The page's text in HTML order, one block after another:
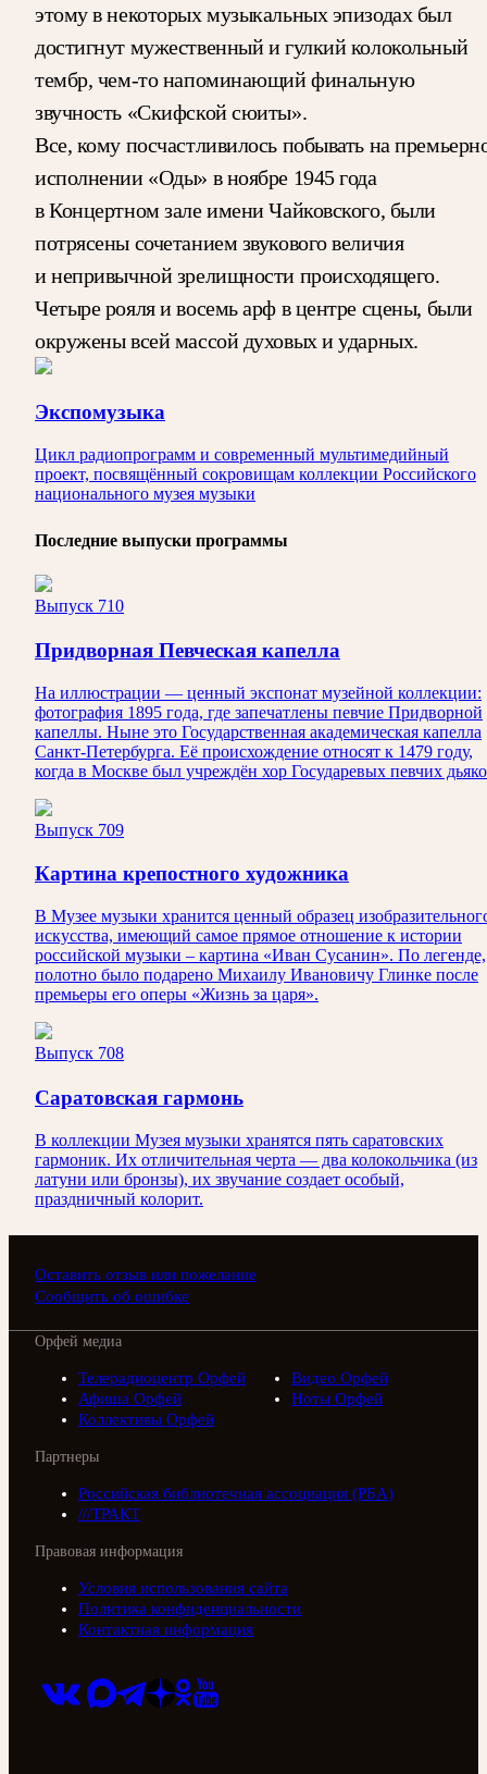
этому в некоторых музыкальных эпизодах был
достигнут мужественный и гулкий колокольный
тембр, чем-то напоминающий финальную
звучность «Скифской сюиты».
Все, кому посчастливилось побывать на
исполнении «Оды» в ноябре 1945 года
в Концертном зале имени Чайковского, были
потрясены сочетанием звукового величия
и непривычной зрелищности происходящего.
Четыре рояля и восемь арф в центре сцены, были
окружены всей массой духовых и ударных.
Экспомузыка
Цикл радиопрограмм и современный мультимедийный
проект, посвящённый сокровищам коллекции Российского
национального музея музыки
Последние выпуски программы
Выпуск 710
Придворная Певческая капелла
На иллюстрации — ценный экспонат музейной коллекции:
фотография 1895 года, где запечатлены певчие Придворной
капеллы. Ныне это Государственная академическая капелла
Санкт‑Петербурга. Её происхождение относят к 1479 году,
когда в Москве был учреждён хор Государевых певчих
Выпуск 709
Картина крепостного художника
В Музее музыки хранится ценный образец
искусства, имеющий самое прямое отношение к истории
российской музыки – картина «Иван Сусанин». По легенде,
полотно было подарено Михаилу Ивановичу Глинке после
премьеры его оперы «Жизнь за царя».
Выпуск 708
Саратовская гармонь
В коллекции Музея музыки хранятся пять саратовских
гармоник. Их отличительная черта — два колокольчика (из
латуни или бронзы), их звучание создает особый,
праздничный колорит.
Оставить отзыв или пожелание
Сообщить об ошибке
Орфей медиа
Телерадиоцентр Орфей
Видео Орфей
Афиша Орфей
Ноты Орфей
Коллективы Орфей
Партнеры
Российская библиотечная ассоциация (РБА)
///ТРАКТ
Правовая информация
Условия использования сайта
Политика конфиденциальности
Контактная информация